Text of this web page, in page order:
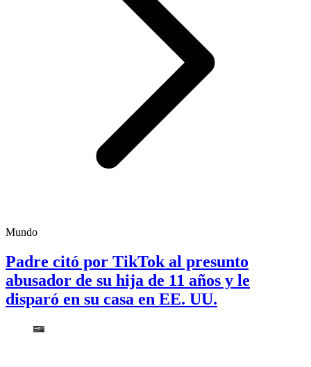
Mundo
Padre citó por TikTok al presunto
abusador de su hija de 11 años y le
disparó en su casa en EE. UU.